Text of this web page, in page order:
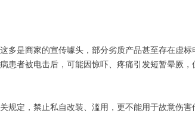
多是商家的宣传噱头，部分劣质产品甚至存在虚
患者被电击后，可能因惊吓、疼痛引发短暂晕厥
规定，禁止私自改装、滥用，更不能用于故意伤